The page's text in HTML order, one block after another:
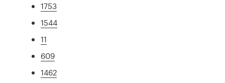
1753
1544
11
609
1462